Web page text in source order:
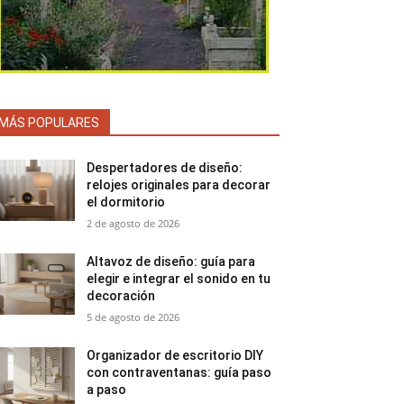
MÁS POPULARES
Despertadores de diseño:
relojes originales para decorar
el dormitorio
2 de agosto de 2026
Altavoz de diseño: guía para
elegir e integrar el sonido en tu
decoración
5 de agosto de 2026
Organizador de escritorio DIY
con contraventanas: guía paso
a paso